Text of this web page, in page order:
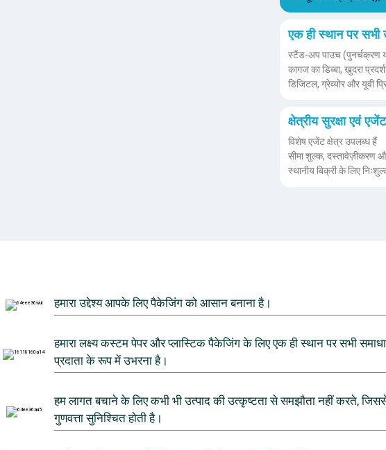
एक ही स्थान पर सभी
स्टैंड-अप पाउच (पुनर्चक्रण
कागज का डिब्बा, खुदरा
डिजिटल, ग्रेव्योर और यूवी
क्षेत्रीय सुरक्षा एवं
विशेष एजेंट क्षेत्र उपलब्ध हैं
सीमा शुल्क, दस्तावेज़ीकरण
स्थानीय बिक्री के लिए
हमारा उद्देश्य आपके लिए पैकेजिंग को आसान बनाना है।
हमारा लक्ष्य कस्टम पेपर और प्लास्टिक पैकेजिंग के लिए एक ही स्थान पर सभी
प्रदाता के रूप में उभरना है।
हम लागत बचाने के लिए कभी भी उत्पाद की उत्कृष्टता से समझौता नहीं करते,
गुणवत्ता सुनिश्चित होती है।